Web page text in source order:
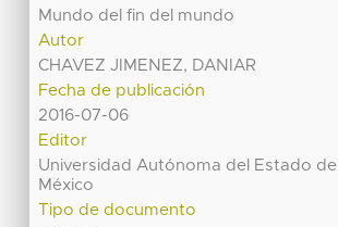
Mundo del fin del mundo
Autor
CHAVEZ JIMENEZ, DANIAR
Fecha de publicación
2016-07-06
Editor
Universidad Autónoma del Estado de
México
Tipo de documento